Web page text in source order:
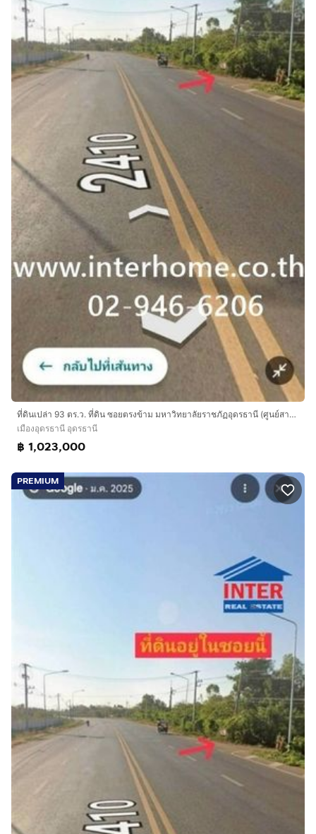
ที่ดินเปล่า 93 ตร.ว. ที่ดิน ซอยตรงข้าม มหาวิทยาลัยราชภัฏอุดรธานี (ศูนย์สามพร้าว) ถนนทางหลวงหมายเลข2410 เมืองอุดรธานี อุดรธานี
เมืองอุดรธานี อุดรธานี
฿ 1,023,000
PREMIUM